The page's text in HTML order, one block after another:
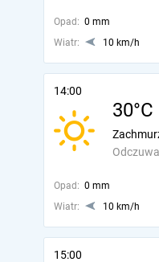
Opad: 0 mm
Wiatr:
10 km/h
14:00
30°C
Opad: 0 mm
Wiatr:
10 km/h
15:00